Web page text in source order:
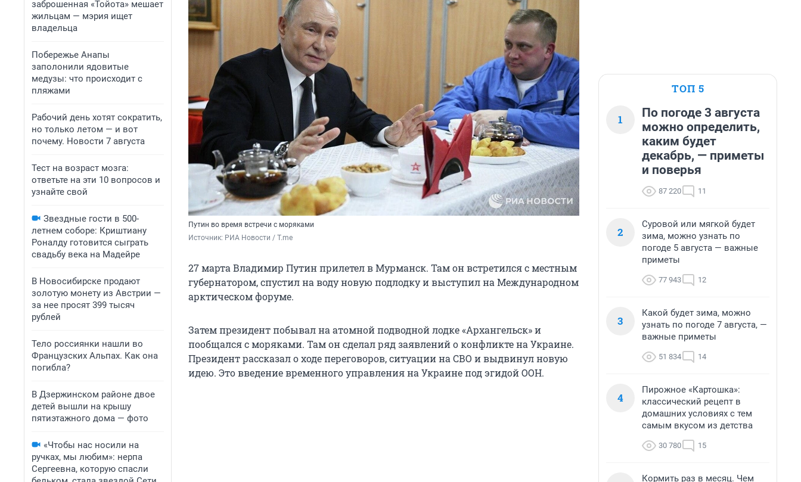
заброшенная «Тойота» мешает
жильцам — мэрия ищет
владельца
Побережье Анапы
заполонили ядовитые
медузы: что происходит с
пляжами
Рабочий день хотят сократить,
но только летом — и вот
почему. Новости 7 августа
Тест на возраст мозга:
ответьте на эти 10 вопросов и
узнайте свой
Звездные гости в 500-
летнем соборе: Криштиану
Роналду готовится сыграть
свадьбу века на Мадейре
В Новосибирске продают
золотую монету из Австрии —
за нее просят 399 тысяч
рублей
Тело россиянки нашли во
Французских Альпах. Как она
погибла?
В Дзержинском районе двое
детей вышли на крышу
пятиэтажного дома — фото
«Чтобы нас носили на
ручках, мы любим»: нерпа
Сергеевна, которую спасли
Путин во время встречи с моряками
Источник: РИА Новости / T.me
27 марта Владимир Путин прилетел в Мурманск. Там он встретился с местным
губернатором, спустил на воду новую подлодку и выступил на Международном
арктическом форуме.
Затем президент побывал на атомной подводной лодке «Архангельск» и
пообщался с моряками. Там он сделал ряд заявлений о конфликте на Украине.
Президент рассказал о ходе переговоров, ситуации на СВО и выдвинул новую
идею. Это введение временного управления на Украине под эгидой ООН.
ТОП 5
1
По погоде 3 августа
можно определить,
каким будет
декабрь, — приметы
и поверья
87 220 11
2
Суровой или мягкой будет
зима, можно узнать по
погоде 5 августа — важные
приметы
77 943 12
3
Какой будет зима, можно
узнать по погоде 7 августа, —
важные приметы
51 834 14
4
Пирожное «Картошка»:
классический рецепт в
домашних условиях с тем
самым вкусом из детства
30 780 15
Кормить раз в месяц. Чем